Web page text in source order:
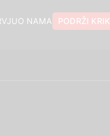
PODRŽI KRIK
O NAMA